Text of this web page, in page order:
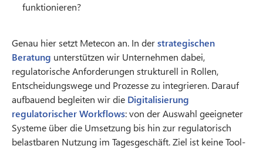
funktionieren?
Genau hier setzt Metecon an. In derstrategischen
Beratung unterstützen wir Unternehmen dabei,
regulatorische Anforderungen strukturell in Rollen,
Entscheidungswege und Prozesse zu integrieren. Darauf
aufbauend begleiten wir die Digitalisierung
regulatorischer Workflows: von der Auswahl geeigneter
Systeme über die Umsetzung bis hin zur regulatorisch
belastbaren Nutzung im Tagesgeschäft. Ziel ist keine Tool-